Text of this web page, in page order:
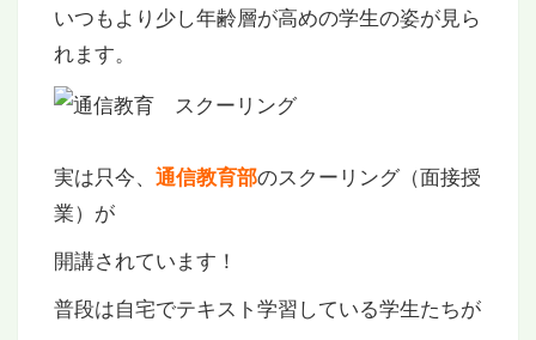
いつもより少し年齢層が高めの学生の姿が見ら
れます。
実は只今、 通信教育部のスクーリング（面接授
業）が
開講されています！
普段は自宅でテキスト学習している学生たちが